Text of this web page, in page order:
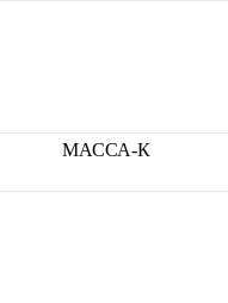
МАССА-К